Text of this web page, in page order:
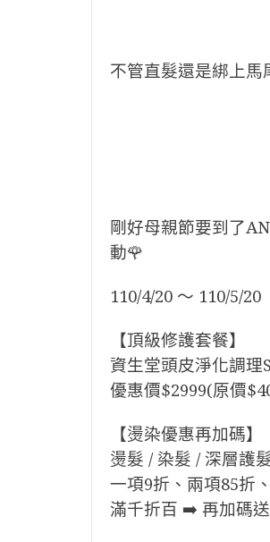
不管直髮還是綁上馬
剛好母親節要到了
動🌹
110/4/20 ～ 110/5/20
【頂級修護套餐】
資生堂頭皮淨化調理
優惠價$2999(原價
【燙染優惠再加碼】
燙髮 / 染髮 / 深層護
一項9折、兩項85折
滿千折百 ➡️ 再加碼